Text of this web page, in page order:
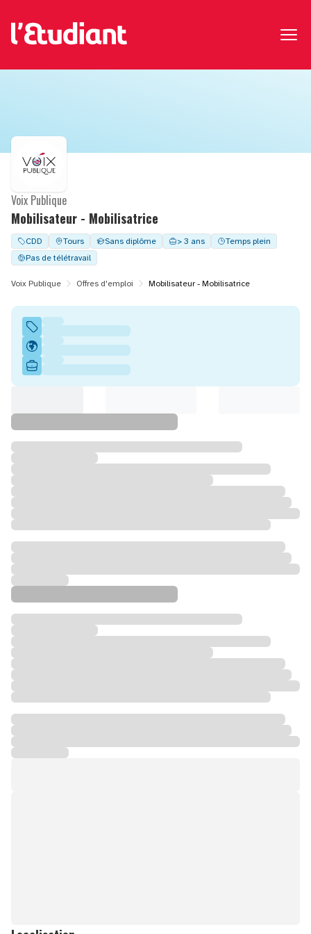
Mobilisateur - Mobilisatrice
Voix Publique
CDD Tours Sans diplôme > 3 ans
Temps plein
Pas de télétravail
Voix Publique Offres d'emploi Mobilisateur - Mobilisatrice